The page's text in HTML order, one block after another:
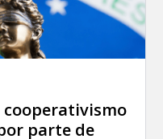
cooperativismo
parte de